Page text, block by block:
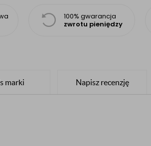
100% gwarancja
zwrotu pieniędzy
marki Napisz recenzję